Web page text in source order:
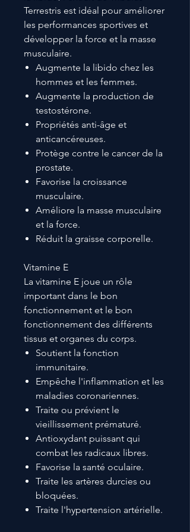
Terrestris est idéal pour améliorer
les performances sportives et
développer la force et la masse
musculaire.
Augmente la libido chez les
hommes et les femmes.
Augmente la production de
testostérone.
Propriétés anti-âge et
anticancéreuses.
Protège contre le cancer de la
prostate.
Favorise la croissance
musculaire.
Améliore la masse musculaire
et la force.
Réduit la graisse corporelle.
Vitamine E
La vitamine E joue un rôle
important dans le bon
fonctionnement et le bon
fonctionnement des différents
tissus et organes du corps.
Soutient la fonction
immunitaire.
Empêche l'inflammation et les
maladies coronariennes.
Traite ou prévient le
vieillissement prématuré.
Antioxydant puissant qui
combat les radicaux libres.
Favorise la santé oculaire.
Traite les artères durcies ou
bloquées.
Traite l'hypertension artérielle.